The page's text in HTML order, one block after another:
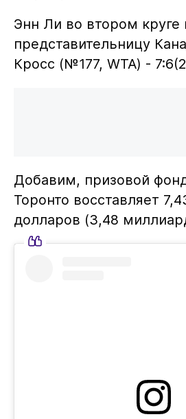
Энн Ли во втором круге
представительницу
Кросс (№177, WTA) -
Добавим, призовой
Торонто восставляет
долларов (3,48